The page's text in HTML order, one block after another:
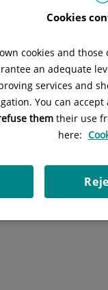
García
CIR.
TRAUMATOLOGÍA Y
Cookies
cookies and
an adequate
services and
You can
them their use
here: